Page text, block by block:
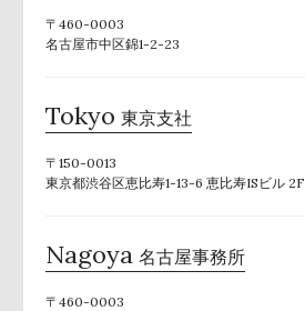
〒460-0003
名古屋市中区錦1-2-23
Tokyo 東京支社
〒150-0013
東京都渋谷区恵比寿1-13-6 恵比寿ISビル 2F
Nagoya 名古屋事務所
〒460-0003